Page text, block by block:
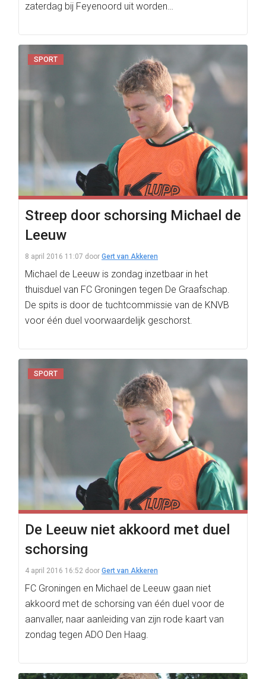
zaterdag bij Feyenoord uit worden…
SPORT
Streep door schorsing Michael de
Leeuw
8 april 2016 11:07 door Gert van Akkeren
Michael de Leeuw is zondag inzetbaar in het
thuisduel van FC Groningen tegen De Graafschap.
De spits is door de tuchtcommissie van de KNVB
voor één duel voorwaardelijk geschorst.
SPORT
De Leeuw niet akkoord met duel
schorsing
4 april 2016 16:52 door Gert van Akkeren
FC Groningen en Michael de Leeuw gaan niet
akkoord met de schorsing van één duel voor de
aanvaller, naar aanleiding van zijn rode kaart van
zondag tegen ADO Den Haag.